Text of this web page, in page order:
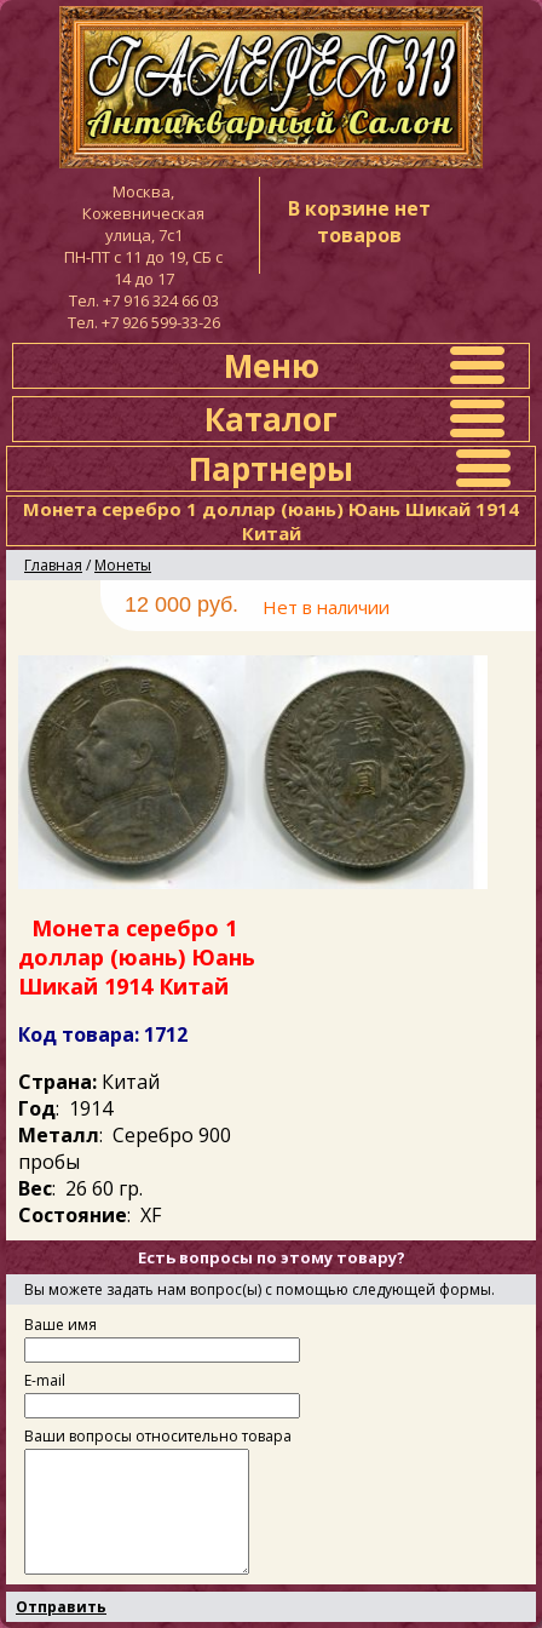
Москва,
Кожевническая
улица, 7с1
ПН-ПТ c 11 до 19, СБ с
14 до 17
Тел. +7 916 324 66 03
Тел. +7 926 599-33-26
В корзине нет
товаров
Меню
Каталог
Партнеры
Монета серебро 1 доллар (юань) Юань Шикай 1914
Китай
Главная / Монеты
12 000 руб. Нет в наличии
Монета серебро 1
доллар (юань) Юань
Шикай 1914 Китай
Код товара: 1712
Страна: Китай
Год: 1914
Металл: Серебро 900
пробы
Вес: 26 60 гр.
Состояние: XF
Есть вопросы по этому товару?
Вы можете задать нам вопрос(ы) с помощью следующей формы.
Ваше имя
E-mail
Ваши вопросы относительно товара
Отправить